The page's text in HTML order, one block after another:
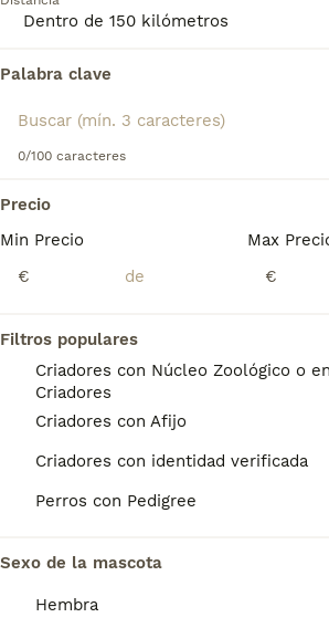
Palabra clave
0/100 caracteres
Precio
Min Precio
€
Max
€
Filtros populares
Criadores con Núcleo Zoológico o
Criadores
Criadores con Afijo
Criadores con identidad verificada
Perros con Pedigree
Sexo de la mascota
Hembra
para obtener información sobre esta
Encontramos 0 Terranova
Si deseas exactamente esta
búsqueda y espera el
Preguntas frecuentes
¿Cuánto cuesta un
de Terranova?
El coste medio de un cachorro
en España es de
aunque los precios pueden variar
factores como el pedigrí, la
¿Cómo son los